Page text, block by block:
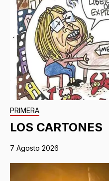
PRIMERA
LOS CARTONES
7 Agosto 2026